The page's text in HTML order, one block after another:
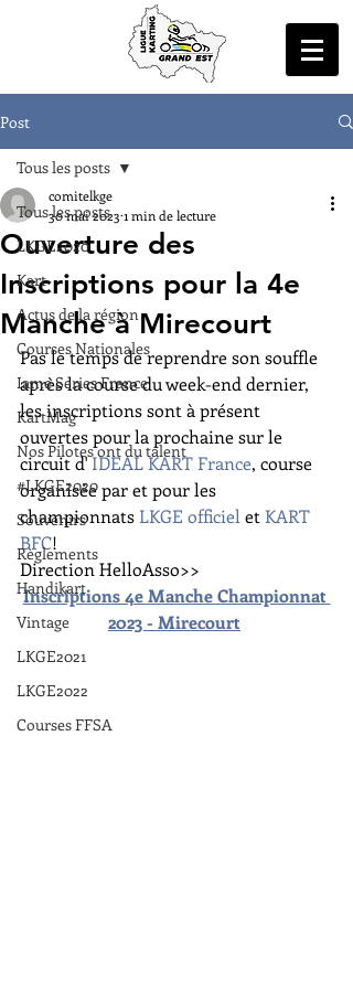
Post
Tous les posts
LKGE2020
Kart
Actus de la région
Courses Nationales
Iame Series France
KartMag
Nos Pilotes ont du talent
#LKGE2020
Souvenirs
Règlements
Handikart
Vintage
LKGE2021
LKGE2022
Courses FFSA
Tous les posts
Ouverture des
Inscriptions pour la 4e
Manche à Mirecourt
comitelkge
30 mai 2023 1 min de lecture
Pas le temps de reprendre son souffle
après la course du week-end dernier,
les inscriptions sont à présent
ouvertes pour la prochaine sur le
circuit d' IDEAL KART France, course
organisée par et pour les
championnats LKGE officiel et KART
BFC!
Direction HelloAsso>>
Inscriptions 4e Manche Championnat
2023 - Mirecourt